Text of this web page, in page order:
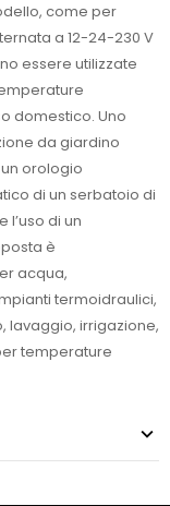
come per
a 12-24-230 V
essere utilizzate
domestico. Uno
da giardino
orologio
di un serbatoio di
di un
è
acqua,
termoidraulici,
lavaggio, irrigazione,
temperature